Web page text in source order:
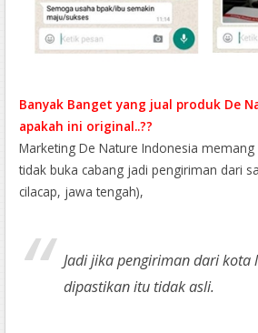
Banyak Banget yang jual produk De
apakah ini original..??
Marketing De Nature Indonesia
tidak buka cabang jadi pengiriman dari
cilacap, jawa tengah),
Jadi jika pengiriman dari kota
dipastikan itu tidak asli.